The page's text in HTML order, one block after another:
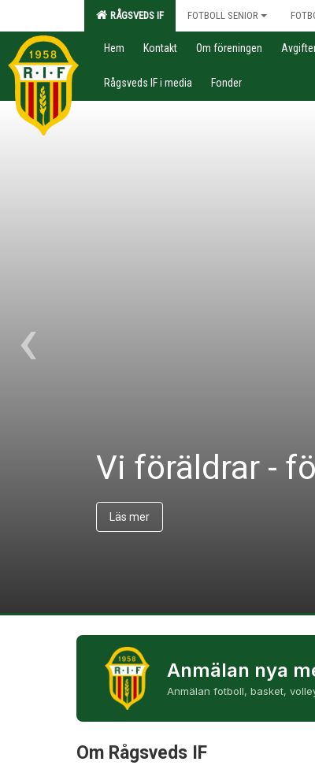
RÅGSVEDS IF FOTBOLL SENIOR
Hem Kontakt Om föreningen
Rågsveds IF i media Fonder
Vi föräldrar -
‹
Anmälan nya
Anmälan fotboll, basket,
Om Rågsveds IF